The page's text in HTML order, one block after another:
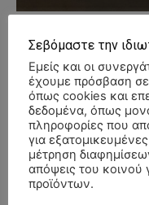
Σεβόμαστε την
Εμείς και οι
έχουμε πρόσβαση
όπως cookies και
δεδομένα, όπως
πληροφορίες που
για
μέτρηση
απόψεις του κοινού
προϊόντων.